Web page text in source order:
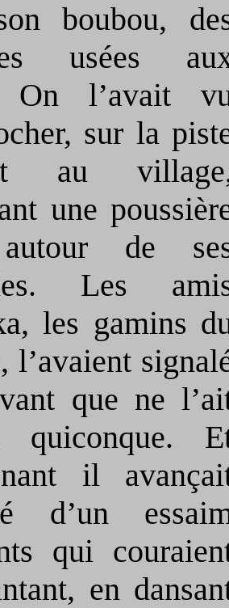
boubou,
usées
On l’avait
sur la
au
une
de
Les
les gamins
l’avaient
que ne
quiconque.
il
d’un
qui
en